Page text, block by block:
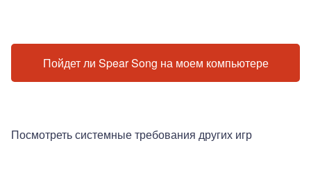
Пойдет ли Spear Song на моем компьютере
Посмотреть системные требования других игр